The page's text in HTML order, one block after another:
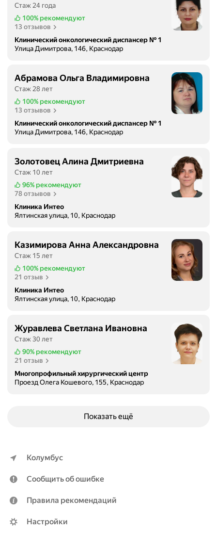
Стаж 24 года
100% рекомендуют
13 отзывов
Клинический онкологический диспансер № 1
Улица Димитрова, 146, Краснодар
Абрамова Ольга Владимировна
Стаж 28 лет
100% рекомендуют
13 отзывов
Клинический онкологический диспансер № 1
Улица Димитрова, 146, Краснодар
Золотовец Алина Дмитриевна
Стаж 10 лет
96% рекомендуют
78 отзывов
Клиника Интео
Ялтинская улица, 10, Краснодар
Казимирова Анна Александровна
Стаж 15 лет
100% рекомендуют
21 отзыв
Клиника Интео
Ялтинская улица, 10, Краснодар
Журавлева Светлана Ивановна
Стаж 30 лет
90% рекомендуют
21 отзыв
Многопрофильный хирургический центр
Проезд Олега Кошевого, 155, Краснодар
Показать ещё
Колумбус
Сообщить об ошибке
Правила рекомендаций
Настройки